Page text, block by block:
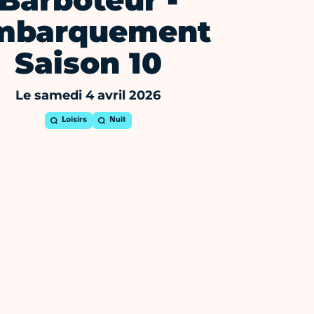
Saison 10
Le samedi 4 avril 2026
Loisirs Nuit